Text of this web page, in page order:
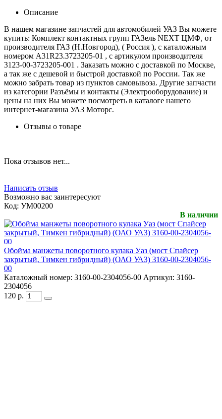
Описание
В нашем магазине запчастей для автомобилей УАЗ Вы можете
купить: Комплект контактных групп ГАЗель NEXT ЦМФ, от
производителя ГАЗ (Н.Новгород), ( Россия ), с каталожным
номером А31R23.3723205-01 , с артикулом производителя
3123-00-3723205-001 . Заказать можно с доставкой по Москве,
а так же с дешевой и быстрой доставкой по России. Так же
можно забрать товар из пунктов самовывоза. Другие запчасти
из категории Разъёмы и контакты (Электрооборудование) и
цены на них Вы можете посмотреть в каталоге нашего
интернет-магазина УАЗ Моторс.
Отзывы о товаре
Пока отзывов нет...
Написать отзыв
Возможно вас заинтересуют
Код: УМ00200
В наличии
Обойма манжеты поворотного кулака Уаз (мост Спайсер
закрытый, Тимкен гибридный) (ОАО УАЗ) 3160-00-2304056-
00
Каталожный номер: 3160-00-2304056-00 Артикул: 3160-
2304056
120 р.